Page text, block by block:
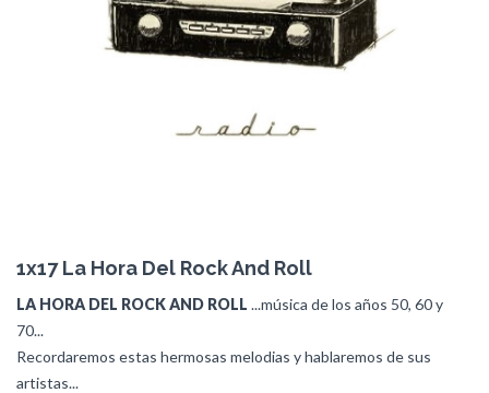
1x17 La Hora Del Rock And Roll
LA HORA DEL ROCK AND ROLL ...música de los años 50, 60 y
70...
Recordaremos estas hermosas melodias y hablaremos de sus
artistas...